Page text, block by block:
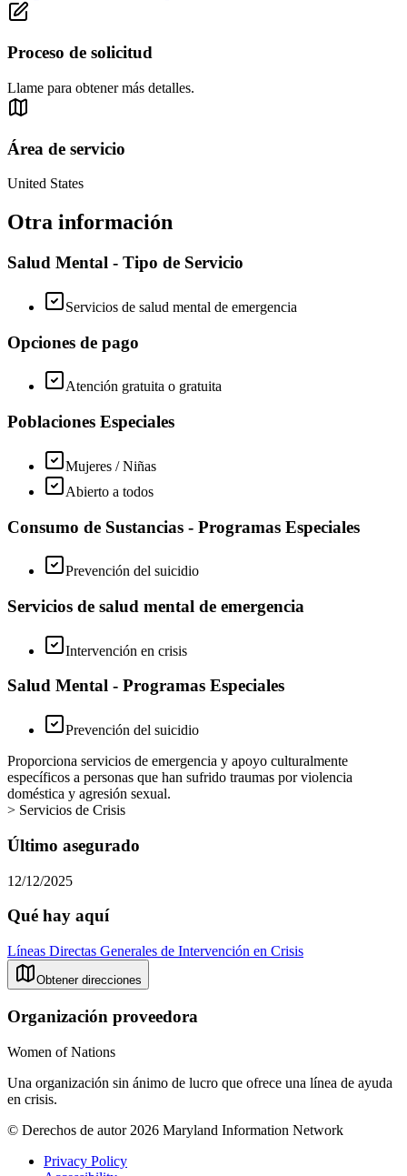
Proceso de solicitud
Llame para obtener más detalles.
Área de servicio
United States
Otra información
Salud Mental - Tipo de Servicio
Servicios de salud mental de emergencia
Opciones de pago
Atención gratuita o gratuita
Poblaciones Especiales
Mujeres / Niñas
Abierto a todos
Consumo de Sustancias - Programas Especiales
Prevención del suicidio
Servicios de salud mental de emergencia
Intervención en crisis
Salud Mental - Programas Especiales
Prevención del suicidio
Proporciona servicios de emergencia y apoyo culturalmente
específicos a personas que han sufrido traumas por violencia
doméstica y agresión sexual.
> Servicios de Crisis
Último asegurado
12/12/2025
Qué hay aquí
Líneas Directas Generales de Intervención en Crisis
Obtener direcciones
Organización proveedora
Women of Nations
Una organización sin ánimo de lucro que ofrece una línea de ayuda
en crisis.
© Derechos de autor 2026 Maryland Information Network
Privacy Policy